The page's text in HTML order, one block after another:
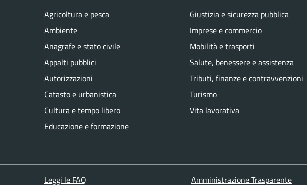
Agricoltura e pesca
Ambiente
Anagrafe e stato civile
Appalti pubblici
Autorizzazioni
Catasto e urbanistica
Cultura e tempo libero
Educazione e formazione
Giustizia e sicurezza pubblica
Imprese e commercio
Mobilità e trasporti
Salute, benessere e assistenza
Tributi, finanze e contravvenzioni
Turismo
Vita lavorativa
Leggi le FAQ Amministrazione Trasparente